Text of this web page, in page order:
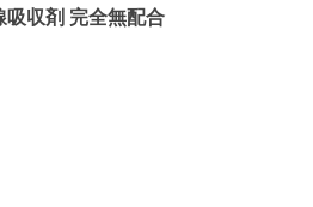
吸収剤 完全無配合